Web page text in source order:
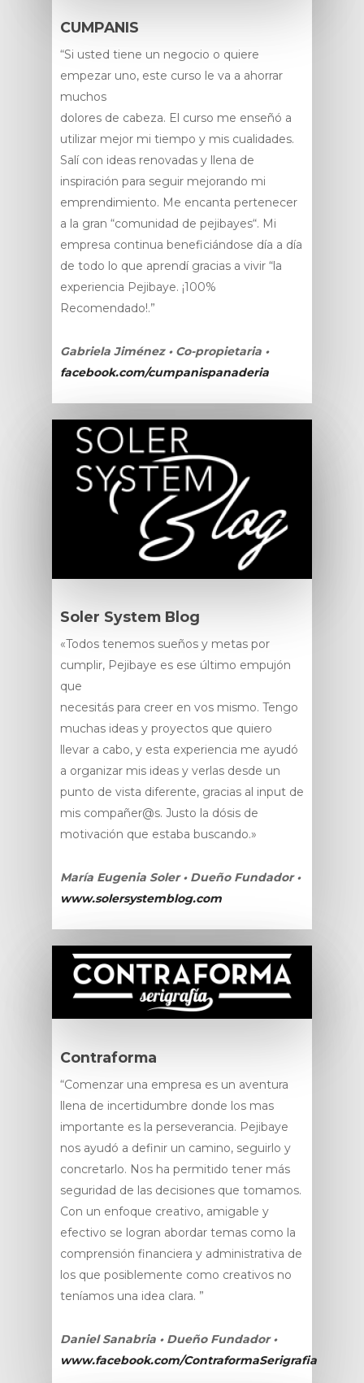
CUMPANIS
“Si usted tiene un negocio o quiere
empezar uno, este curso le va a ahorrar
muchos
dolores de cabeza. El curso me enseñó a
utilizar mejor mi tiempo y mis cualidades.
Salí con ideas renovadas y llena de
inspiración para seguir mejorando mi
emprendimiento. Me encanta pertenecer
a la gran “comunidad de pejibayes“. Mi
empresa continua beneficiándose día a día
de todo lo que aprendí gracias a vivir “la
experiencia Pejibaye. ¡100%
Recomendado!.”
Gabriela Jiménez • Co-propietaria •
facebook.com/cumpanispanaderia
Soler System Blog
«Todos tenemos sueños y metas por
cumplir, Pejibaye es ese último empujón
que
necesitás para creer en vos mismo. Tengo
muchas ideas y proyectos que quiero
llevar a cabo, y esta experiencia me ayudó
a organizar mis ideas y verlas desde un
punto de vista diferente, gracias al input de
mis compañer@s. Justo la dósis de
motivación que estaba buscando.»
María Eugenia Soler • Dueño Fundador •
www.solersystemblog.com
Contraforma
“Comenzar una empresa es un aventura
llena de incertidumbre donde los mas
importante es la perseverancia. Pejibaye
nos ayudó a definir un camino, seguirlo y
concretarlo. Nos ha permitido tener más
seguridad de las decisiones que tomamos.
Con un enfoque creativo, amigable y
efectivo se logran abordar temas como la
comprensión financiera y administrativa de
los que posiblemente como creativos no
teníamos una idea clara. ”
Daniel Sanabria • Dueño Fundador •
www.facebook.com/ContraformaSerigrafia